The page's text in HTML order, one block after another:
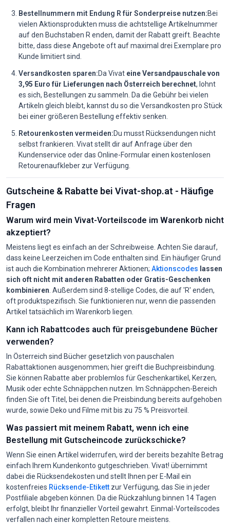
Bestellnummern mit Endung R für Sonderpreise nutzen:Bei
vielen Aktionsprodukten muss die achtstellige Artikelnummer
auf den Buchstaben R enden, damit der Rabatt greift. Beachte
bitte, dass diese Angebote oft auf maximal drei Exemplare pro
Kunde limitiert sind.
Versandkosten sparen:Da Vivat eine Versandpauschale von
3,95 Euro für Lieferungen nach Österreich berechnet, lohnt
es sich, Bestellungen zu sammeln. Da die Gebühr bei vielen
Artikeln gleich bleibt, kannst du so die Versandkosten pro Stück
bei einer größeren Bestellung effektiv senken.
Retourenkosten vermeiden:Du musst Rücksendungen nicht
selbst frankieren. Vivat stellt dir auf Anfrage über den
Kundenservice oder das Online-Formular einen kostenlosen
Retourenaufkleber zur Verfügung.
Gutscheine & Rabatte bei Vivat-shop.at - Häufige
Fragen
Warum wird mein Vivat-Vorteilscode im Warenkorb nicht
akzeptiert?
Meistens liegt es einfach an der Schreibweise. Achten Sie darauf,
dass keine Leerzeichen im Code enthalten sind. Ein häufiger Grund
ist auch die Kombination mehrerer Aktionen; Aktionscodes lassen
sich oft nicht mit anderen Rabatten oder Gratis-Geschenken
kombinieren . Außerdem sind 8-stellige Codes, die auf 'R' enden,
oft produktspezifisch. Sie funktionieren nur, wenn die passenden
Artikel tatsächlich im Warenkorb liegen.
Kann ich Rabattcodes auch für preisgebundene Bücher
verwenden?
In Österreich sind Bücher gesetzlich von pauschalen
Rabattaktionen ausgenommen; hier greift die Buchpreisbindung.
Sie können Rabatte aber problemlos für Geschenkartikel, Kerzen,
Musik oder echte Schnäppchen nutzen. Im Schnäppchen-Bereich
finden Sie oft Titel, bei denen die Preisbindung bereits aufgehoben
wurde, sowie Deko und Filme mit bis zu 75 % Preisvorteil.
Was passiert mit meinem Rabatt, wenn ich eine
Bestellung mit Gutscheincode zurückschicke?
Wenn Sie einen Artikel widerrufen, wird der bereits bezahlte Betrag
einfach Ihrem Kundenkonto gutgeschrieben. Vivat! übernimmt
dabei die Rücksendekosten und stellt Ihnen per E-Mail ein
kostenfreies Rücksende-Etikett zur Verfügung, das Sie in jeder
Postfiliale abgeben können. Da die Rückzahlung binnen 14 Tagen
erfolgt, bleibt Ihr finanzieller Vorteil gewahrt. Einmal-Vorteilscodes
verfallen nach einer kompletten Retoure meistens.